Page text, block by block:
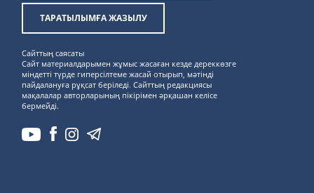
ТАРАТЫЛЫМҒА ЖАЗЫЛУ
Сайттың саясаты
Сайт материалдарымен жұмыс жасаған кезде дереккөзге
міндетті түрде гиперсілтеме жасай отырып, мәтінді
пайдалануға рұқсат беріледі. Сайттың редакциясы
мақалалар авторларының пікірімен әрқашан келісе
бермейді.